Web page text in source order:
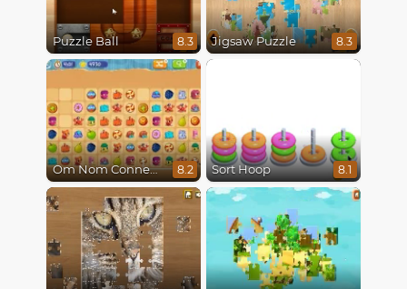
Puzzle Ball 8.3 Jigsaw Puzzle 8.3
Om Nom Connect Classic 8.2 Sort Hoop 8.1